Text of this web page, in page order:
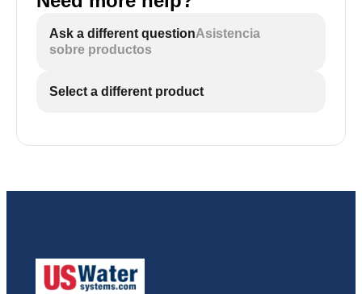
Ask a different questionAsistencia
sobre productos
Select a different product